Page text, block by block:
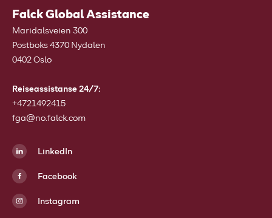
Falck Global Assistance
Maridalsveien 300
Postboks 4370 Nydalen
0402 Oslo
Reiseassistanse 24/7:
+4721492415
fga@no.falck.com
LinkedIn
Facebook
Instagram